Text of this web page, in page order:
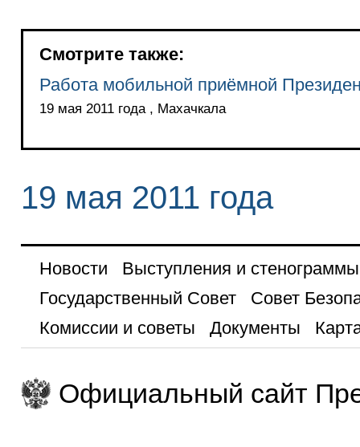
Смотрите также:
Работа мобильной приёмной
19 мая 2011 года , Махачкала
19 мая 2011 года
Новости
Выступления и стенограммы
Государственный Совет
Совет
Комиссии и советы
Документы
Официальный сайт